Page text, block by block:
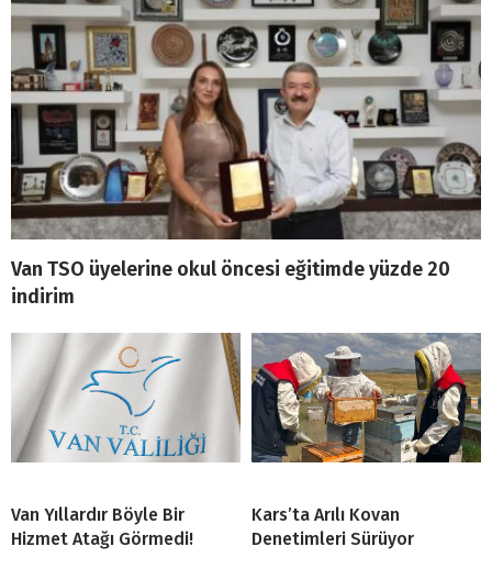
Van TSO üyelerine okul öncesi eğitimde yüzde 20
indirim
Van Yıllardır Böyle Bir
Hizmet Atağı Görmedi!
Kars’ta Arılı Kovan
Denetimleri Sürüyor